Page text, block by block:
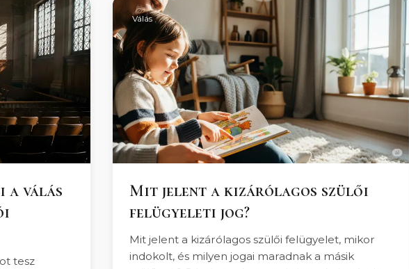
a válás
tesz
Válás
Mit jelent a kizárólagos szülői
felügyeleti jog?
Mit jelent a kizárólagos szülői felügyelet, mikor
indokolt, és milyen jogai maradnak a másik